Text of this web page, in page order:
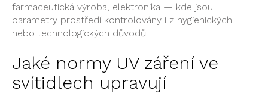
farmaceutická výroba, elektronika — kde jsou
parametry prostředí kontrolovány i z hygienických
nebo technologických důvodů.
Jaké normy UV záření ve
svítidlech upravují